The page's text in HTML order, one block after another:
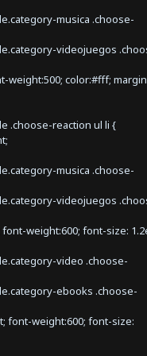
musica .choose-
videojuegos
weight:500; color:#fff;
.choose-reaction ul li {
musica .choose-
videojuegos
weight:600; font-size:
video .choose-
ebooks .choose-
font-weight:600; font-size: